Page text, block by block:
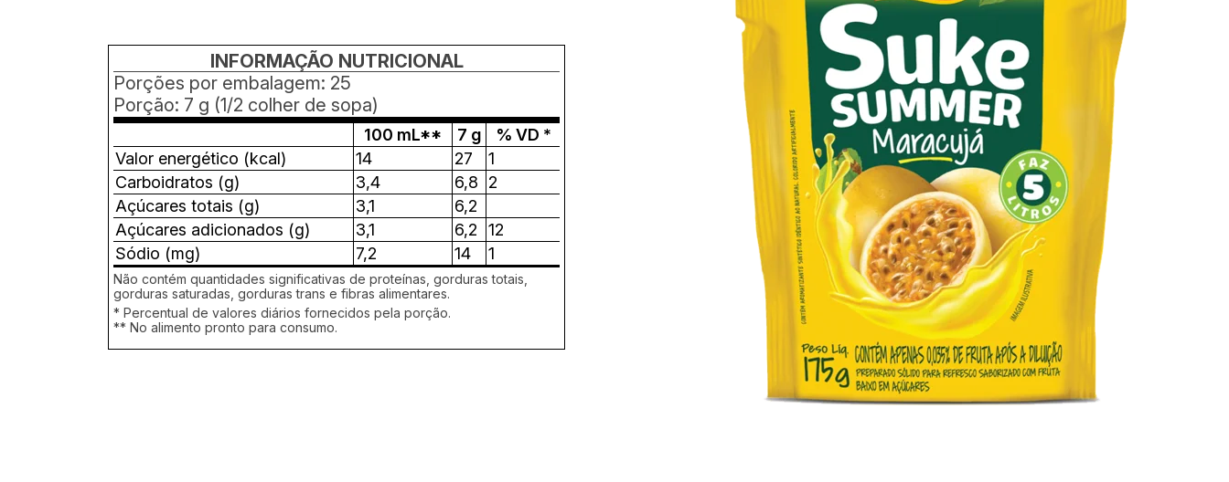
INFORMAÇÃO NUTRICIONAL
Porções por embalagem: 25
Porção: 7 g (1/2 colher de sopa)
100 mL** 7 g
% VD *
Valor energético (kcal)
14 27
1
Carboidratos (g)
3,4 6,8
2
Açúcares totais (g)
3,1
6,2
Açúcares adicionados (g)
3,1 6,2
12
Sódio (mg)
7,2 14 1
Não contém quantidades significativas de proteínas, gorduras totais,
gorduras saturadas, gorduras trans e fibras alimentares.
* Percentual de valores diários fornecidos pela porção.
** No alimento pronto para consumo.